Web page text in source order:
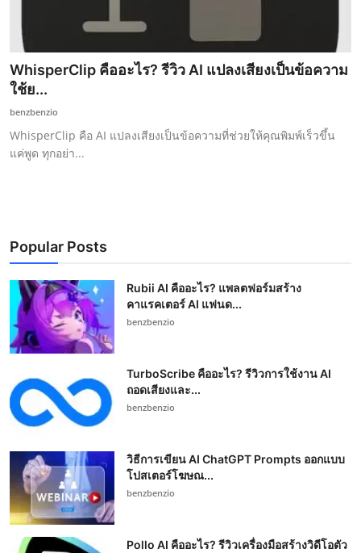
WhisperClip คืออะไร? รีวิว AI แปลงเสียงเป็นข้อความ
ใช้ย...
benzbenzio
WhisperClip คือ AI แปลงเสียงเป็นข้อความที่ช่วยให้คุณพิมพ์เร็วขึ้น
แค่พูด ทุกอย่า...
Popular Posts
Rubii AI คืออะไร? แพลตฟอร์มสร้าง
คาแรคเตอร์ AI แฟนด...
benzbenzio
TurboScribe คืออะไร? รีวิวการใช้งาน AI
ถอดเสียงและ...
benzbenzio
วิธีการเขียน AI ChatGPT Prompts ออกแบบ
โปสเตอร์โฆษณ...
benzbenzio
Pollo AI คืออะไร? รีวิวเครื่องมือสร้างวิดีโอตัว